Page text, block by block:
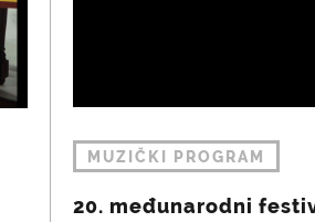
MUZIČKI PROGRAM
20. međunarodni